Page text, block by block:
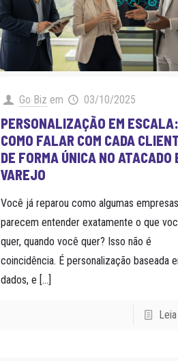
Go Biz em 03/10/2025
PERSONALIZAÇÃO EM ESCALA:
COMO FALAR COM CADA
DE FORMA ÚNICA NO ATACADO
VAREJO
Você já reparou como algumas empresas
parecem entender exatamente o que
quer, quando você quer? Isso não é
coincidência. É personalização baseada
dados, e […]